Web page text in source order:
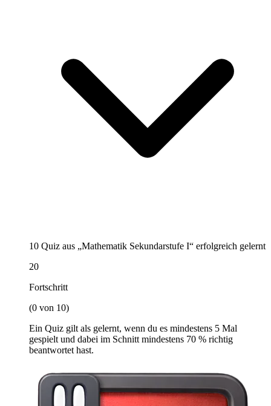
10 Quiz aus „Mathematik Sekundarstufe I“ erfolgreich gelernt
20
Fortschritt
(0 von 10)
Ein Quiz gilt als gelernt, wenn du es mindestens 5 Mal
gespielt und dabei im Schnitt mindestens 70 % richtig
beantwortet hast.